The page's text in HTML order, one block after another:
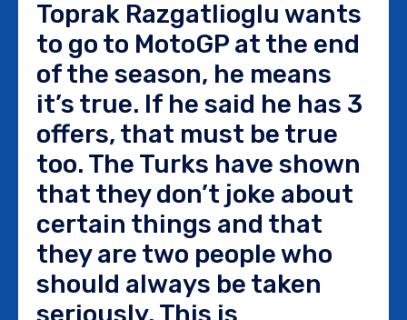
Toprak Razgatlioglu wants
to go to MotoGP at the end
of the season, he means
it’s true. If he said he has 3
offers, that must be true
too. The Turks have shown
that they don’t joke about
certain things and that
they are two people who
should always be taken